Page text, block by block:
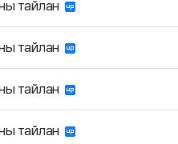
тайлан
тайлан
тайлан
тайлан